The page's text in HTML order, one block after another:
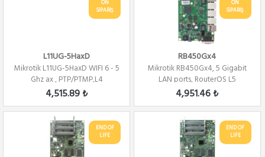
ÖN
SİPARİŞ
L11UG-5HaxD
Mikrotik L11UG-5HaxD WIFI 6 - 5
Ghz ax , PTP/PTMP,L4
4,515.89 ₺
ÖN
SİPARİŞ
RB450Gx4
Mikrotik RB450Gx4, 5 Gigabit
LAN ports, RouterOS L5
4,951.46 ₺
END OF
LIFE
END OF
LIFE